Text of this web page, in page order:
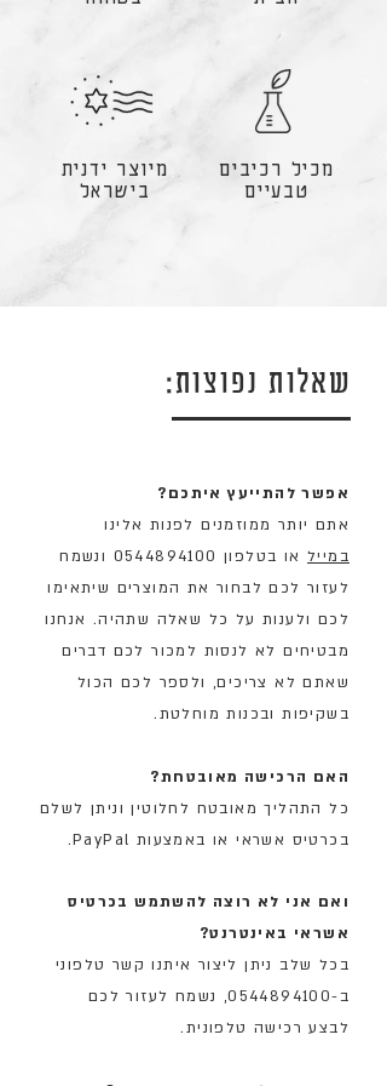
מיוצר ידנית
בישראל
מכיל רכיבים
טבעיים
שאלות נפוצות:
אפשר להתייעץ איתכם?
אתם יותר ממוזמנים לפנות אלינו
במייל
או בטלפון 0544894100 ונשמח
לעזור לכם לבחור את המוצרים שיתאימו
לכם ולענות על כל שאלה שתהיה. אנחנו
מבטיחים לא לנסות למכור לכם דברים
שאתם לא צריכים, ולספר לכם הכול
בשקיפות ובכנות מוחלטת.
האם הרכישה מאובטחת?
כל התהליך מאובטח לחלוטין וניתן לשלם
בכרטיס אשראי או באמצעות PayPal.
ואם אני לא רוצה להשתמש בכרטיס
אשראי באינטרנט?
בכל שלב ניתן ליצור איתנו קשר טלפוני
ב-0544894100
, נשמח לעזור לכם
לבצע רכישה טלפונית.